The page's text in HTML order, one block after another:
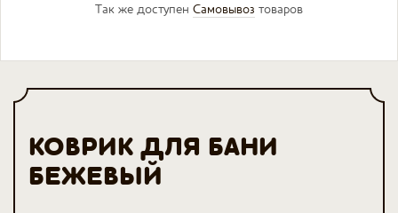
Так же доступен Самовывоз товаров
КОВРИК ДЛЯ БАНИ
БЕЖЕВЫЙ